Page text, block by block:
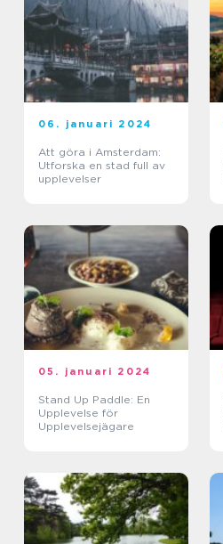
06. januari 2024
Att göra i Amsterdam:
Utforska en stad full av
upplevelser
05. januari 2024
Stand Up Paddle: En
Upplevelse för
Upplevelsejägare